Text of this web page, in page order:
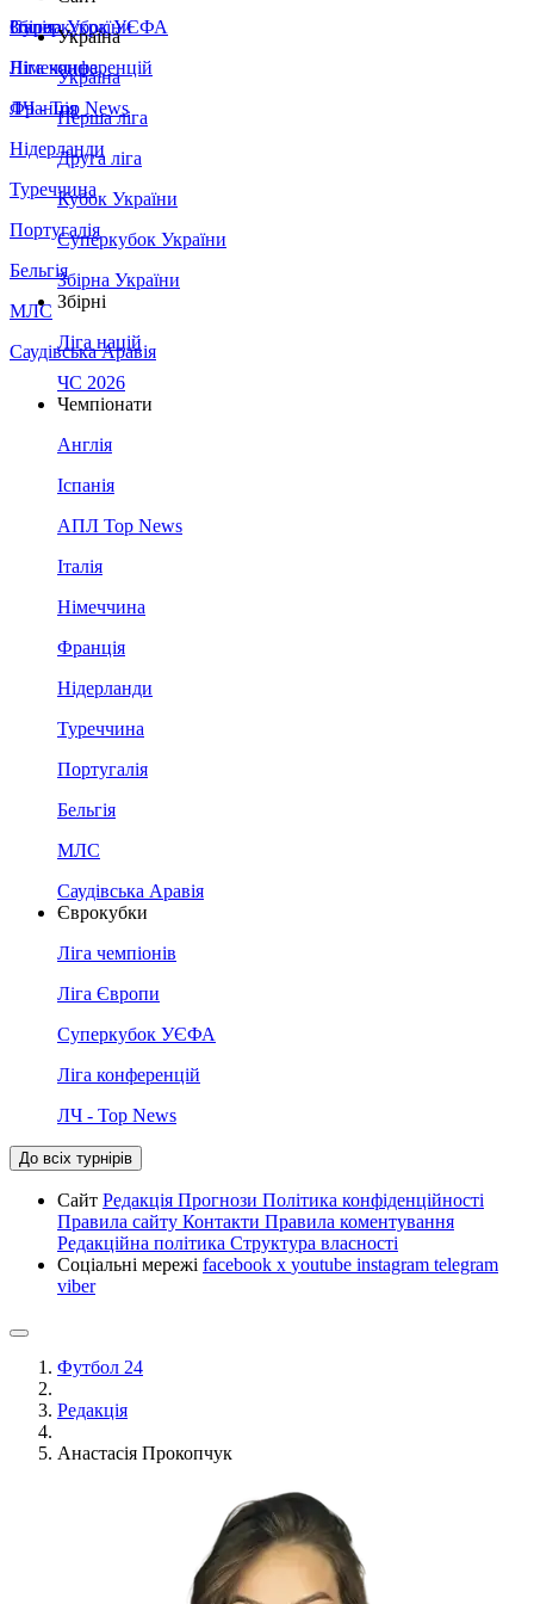
Збірна України
Італія
Німеччина
Франція
Нідерланди
Туреччина
Португалія
Бельгія
МЛС
Саудівська Аравія
Суперкубок УЄФА
Ліга конференцій
ЛЧ - Top News
Україна
Україна
Перша ліга
Друга ліга
Кубок України
Суперкубок України
Збірна України
Збірні
Ліга націй
ЧС 2026
Чемпіонати
Англія
Іспанія
АПЛ Top News
Італія
Німеччина
Франція
Нідерланди
Туреччина
Португалія
Бельгія
МЛС
Саудівська Аравія
Єврокубки
Ліга чемпіонів
Ліга Європи
Суперкубок УЄФА
Ліга конференцій
ЛЧ - Top News
До всіх турнірів
Сайт Редакція Прогнози Політика конфіденційності
Правила сайту Контакти Правила коментування
Редакційна політика Структура власності
Соціальні мережі facebook x youtube instagram telegram
viber
Футбол 24
Редакція
Анастасія Прокопчук